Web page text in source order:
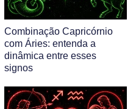
Combinação Capricórnio
com Áries: entenda a
dinâmica entre esses
signos